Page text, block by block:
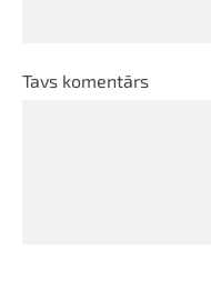
Tavs komentārs